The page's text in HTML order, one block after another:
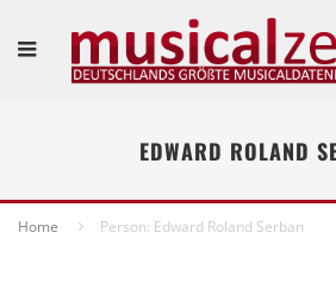
EDWARD ROLAND
Home Person: Edward Roland Serban